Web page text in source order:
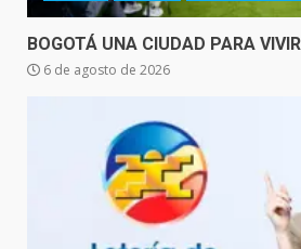
BOGOTÁ UNA CIUDAD PARA
6 de agosto de 2026